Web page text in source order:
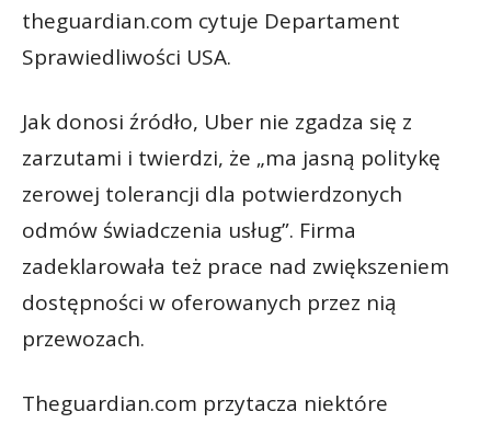
theguardian.com cytuje Departament
Sprawiedliwości USA.
Jak donosi źródło, Uber nie zgadza się z
zarzutami i twierdzi, że „ma jasną politykę
zerowej tolerancji dla potwierdzonych
odmów świadczenia usług”. Firma
zadeklarowała też prace nad zwiększeniem
dostępności w oferowanych przez nią
przewozach.
Theguardian.com przytacza niektóre